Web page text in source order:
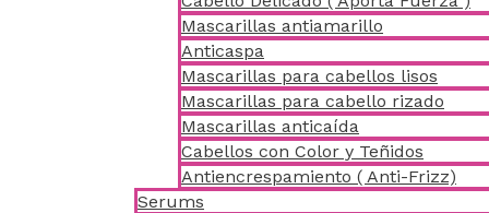
Mascarillas antiamarillo
Anticaspa
Mascarillas para cabellos lisos
Mascarillas para cabello rizado
Mascarillas anticaída
Cabellos con Color y Teñidos
Antiencrespamiento ( Anti-Frizz)
Serums